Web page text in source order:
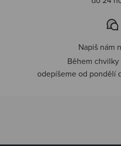
Napiš nám
Během
odepíšeme od pondělí